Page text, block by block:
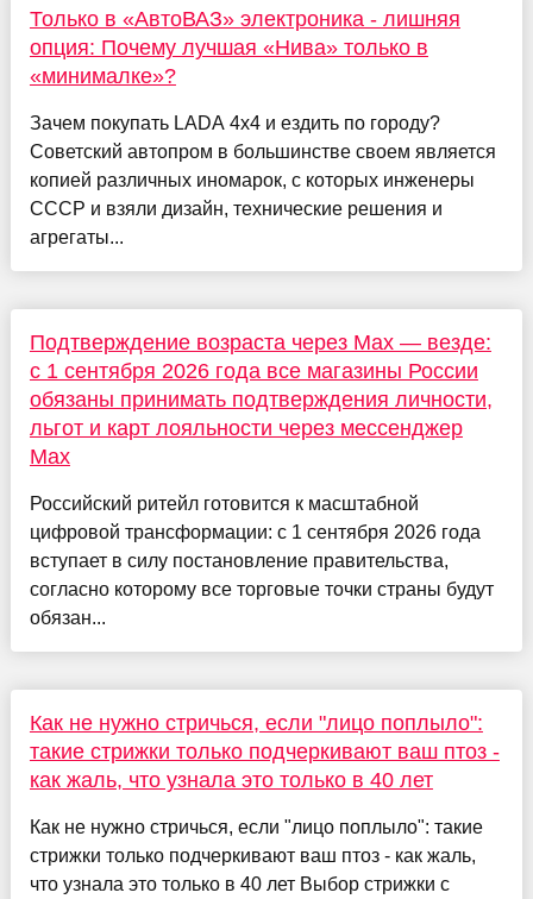
Только в «АвтоВАЗ» электроника - лишняя
опция: Почему лучшая «Нива» только в
«минималке»?
Зачем покупать LADA 4x4 и ездить по городу?
Советский автопром в большинстве своем является
копией различных иномарок, с которых инженеры
СССР и взяли дизайн, технические решения и
агрегаты...
Подтверждение возраста через Max — везде:
с 1 сентября 2026 года все магазины России
обязаны принимать подтверждения личности,
льгот и карт лояльности через мессенджер
Max
Российский ритейл готовится к масштабной
цифровой трансформации: с 1 сентября 2026 года
вступает в силу постановление правительства,
согласно которому все торговые точки страны будут
обязан...
Как не нужно стричься, если "лицо поплыло":
такие стрижки только подчеркивают ваш птоз -
как жаль, что узнала это только в 40 лет
Как не нужно стричься, если "лицо поплыло": такие
стрижки только подчеркивают ваш птоз - как жаль,
что узнала это только в 40 лет Выбор стрижки с